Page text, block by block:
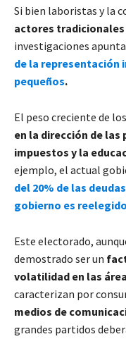
Si bien laboristas y la
actores
investigaciones
de la representación
pequeños.
El peso creciente de
en la dirección de
impuestos y la
ejemplo, el actual
del 20% de las
gobierno es reelegido
Este electorado,
demostrado ser un
volatilidad en las
caracterizan por
medios de
grandes partidos